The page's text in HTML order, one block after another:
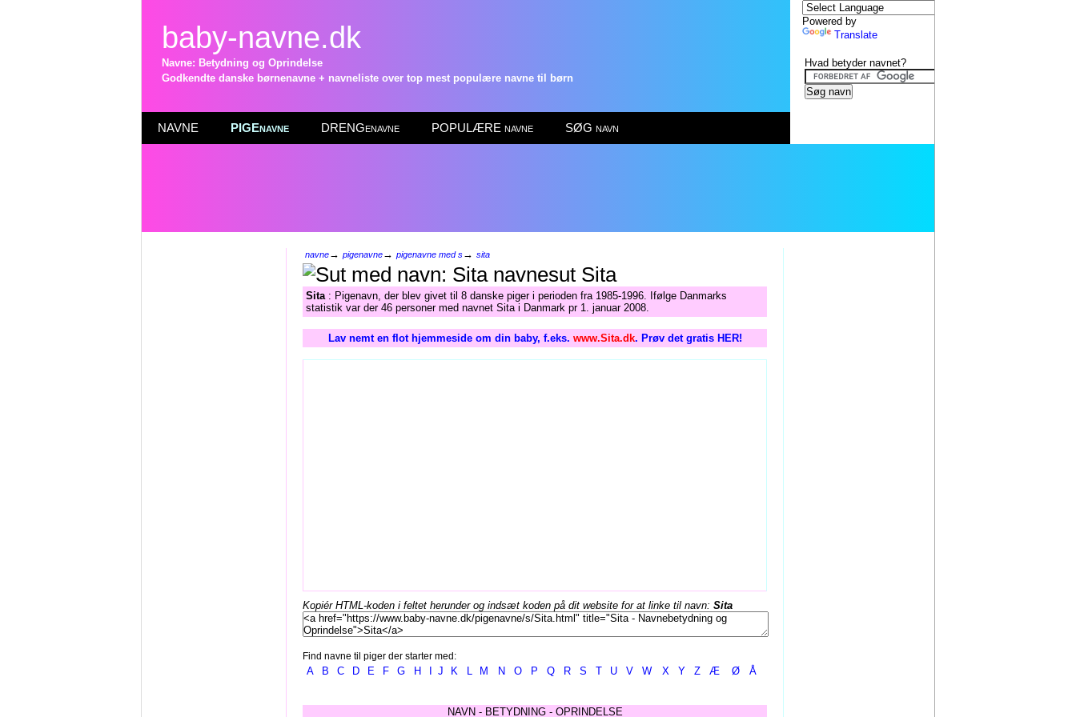
baby-navne.dk
Navne: Betydning og Oprindelse
Godkendte danske børnenavne + navneliste over top mest populære navne til børn
NAVNE PIGEnavne DRENGenavne POPULÆRE navne SØG navn
navne→ pigenavne→ pigenavne med s→ sita
Sita
Sita: Pigenavn, der blev givet til 8 danske piger i perioden fra 1985-1996. Ifølge Danmarks
statistik var der 46 personer med navnet Sita i Danmark pr 1. januar 2008.
Lav nemt en flot hjemmeside om din baby, f.eks. www.Sita.dk. Prøv det gratis HER!
Kopiér HTML-koden i feltet herunder og indsæt koden på dit website for at linke til navn: Sita
Find navne til piger der starter med:
A B C D E F G H J K L M N O P Q R S T U V W X Y Z Æ Ø Å
NAVN - BETYDNING - OPRINDELSE
Powered by
Translate
Hvad betyder navnet?